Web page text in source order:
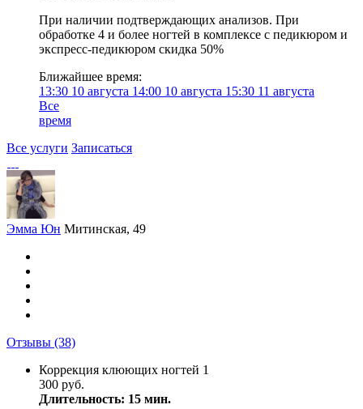
При наличии подтверждающих анализов. При
обработке 4 и более ногтей в комплексе с педикюром и
экспресс-педикюром скидка 50%
Ближайшее время:
13:30 10 августа 14:00 10 августа 15:30 11 августа
Все
время
Все услуги Записаться
Эмма Юн Митинская, 49
Отзывы (38)
Коррекция клюющих ногтей 1
300 руб.
Длительность: 15 мин.